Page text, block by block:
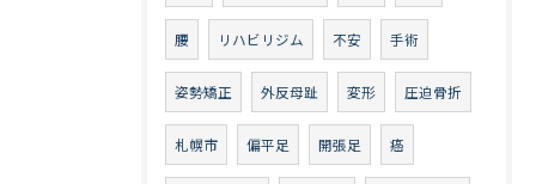
腰 リハビリジム 不安 手術
姿勢矯正 外反母趾 変形 圧迫骨折
札幌市 偏平足 開張足 癌